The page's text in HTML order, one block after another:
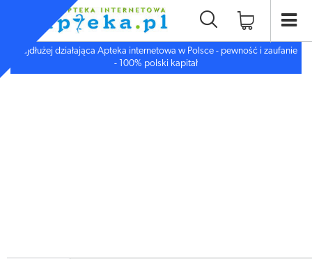
Najdłużej działająca Apteka internetowa w Polsce - pewność i zaufanie
- 100% polski kapitał